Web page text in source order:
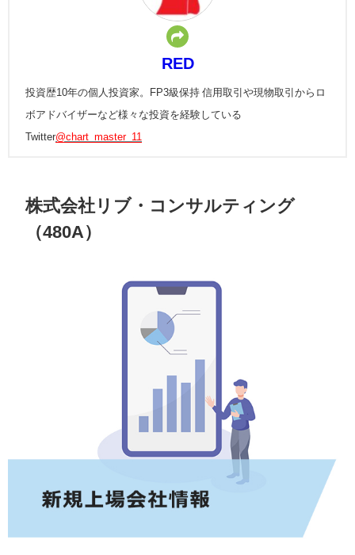
RED
投資歴10年の個人投資家。FP3級保持 信用取引や現物取引からロ
ボアドバイザーなど様々な投資を経験している
Twitter@chart_master_11
株式会社リブ・コンサルティング
（480A）